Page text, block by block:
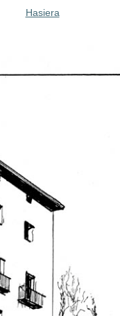
Hasiera